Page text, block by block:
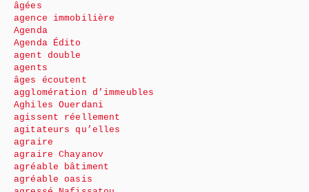
âgées
agence immobilière
Agenda
Agenda Édito
agent double
agents
âges écoutent
agglomération d’immeubles
Aghiles Ouerdani
agissent réellement
agitateurs qu’elles
agraire
agraire Chayanov
agréable bâtiment
agréable oasis